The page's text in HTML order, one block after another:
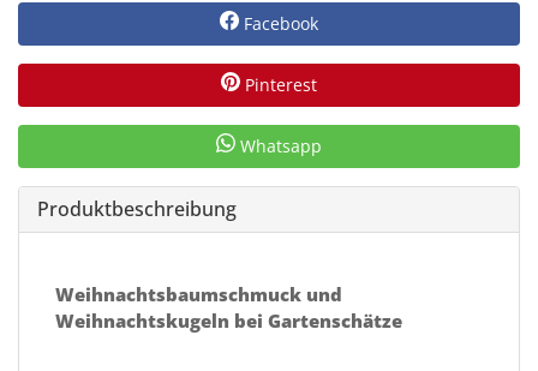
Facebook
Pinterest
Whatsapp
Produktbeschreibung
Weihnachtsbaumschmuck und
Weihnachtskugeln bei Gartenschätze